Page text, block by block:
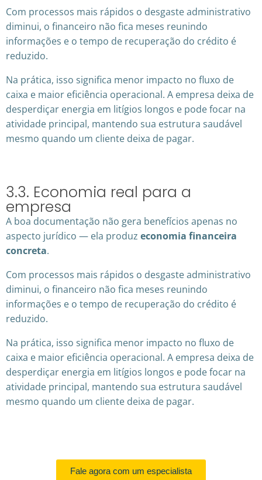
Com processos mais rápidos o desgaste administrativo
diminui, o financeiro não fica meses reunindo
informações e o tempo de recuperação do crédito é
reduzido.
Na prática, isso significa menor impacto no fluxo de
caixa e maior eficiência operacional. A empresa deixa de
desperdiçar energia em litígios longos e pode focar na
atividade principal, mantendo sua estrutura saudável
mesmo quando um cliente deixa de pagar.
3.3. Economia real para a
empresa
A boa documentação não gera benefícios apenas no
aspecto jurídico — ela produz economia financeira
concreta.
Com processos mais rápidos o desgaste administrativo
diminui, o financeiro não fica meses reunindo
informações e o tempo de recuperação do crédito é
reduzido.
Na prática, isso significa menor impacto no fluxo de
caixa e maior eficiência operacional. A empresa deixa de
desperdiçar energia em litígios longos e pode focar na
atividade principal, mantendo sua estrutura saudável
mesmo quando um cliente deixa de pagar.
Fale agora com um especialista